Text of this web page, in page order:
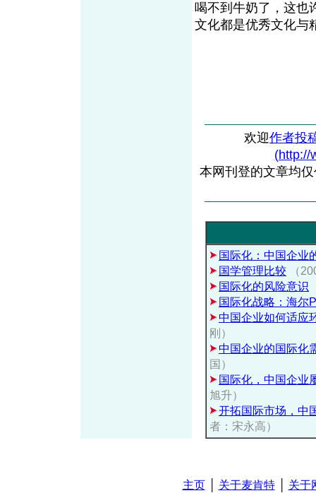
喝不到牛奶了，这也
文化都是优秀文化与
欢迎作者投
(http://
本网刊登的文章均
国际化：中国企业
国学管理比较
（
国际化的风险意识
国际化战略：海尔
中国企业如何适应
刚）
中国企业的国际化
国）
国际化，中国企业
旭升）
开拓国际市场，中
者：宋永高）
主页│ 关于麦肯特│ 关于